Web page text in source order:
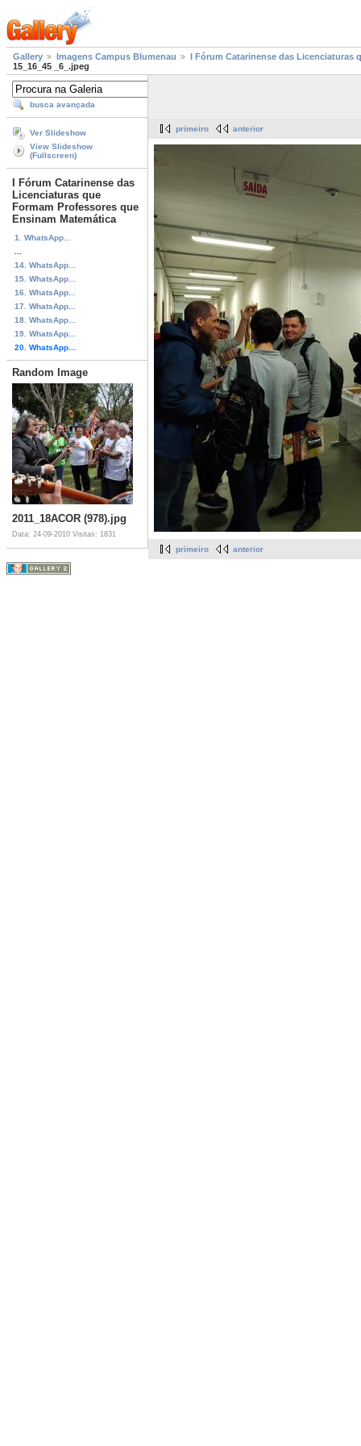
Gallery Imagens Campus Blumenau
I Fórum Catarinense das Licenciaturas
15_16_45 _6_.jpeg
busca avançada
Ver Slideshow
View Slideshow
(Fullscreen)
I Fórum Catarinense das
Licenciaturas que
Formam Professores que
Ensinam Matemática
1. WhatsApp...
14. WhatsApp...
15. WhatsApp...
16. WhatsApp...
17. WhatsApp...
18. WhatsApp...
19. WhatsApp...
20. WhatsApp...
Random Image
2011_18ACOR (978).jpg
Data: 24-09-2010 Visitas: 1831
primeiro anterior
primeiro anterior